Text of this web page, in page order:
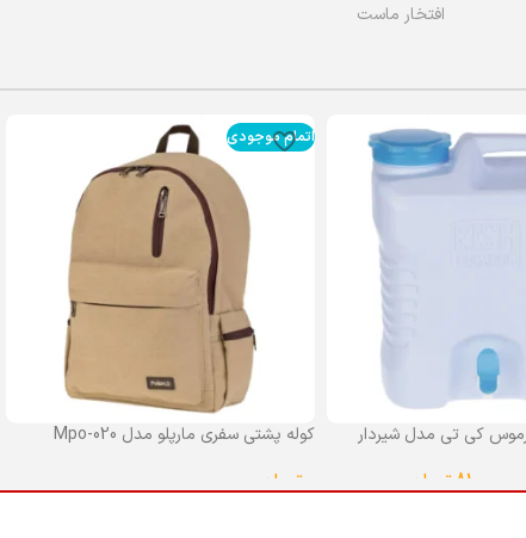
افتخار ماست
کی تی مدل شیردار
810,000 تومان
اتمام موجودی
کوله پشتی سفری مارپلو مدل Mpo-020
تومان